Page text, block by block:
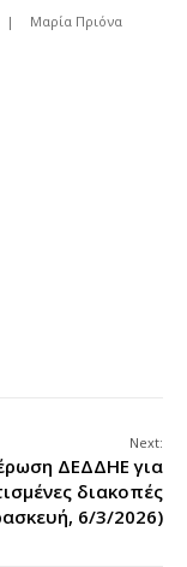
| Μαρία Πριόνα
Next:
ΔΕΔΔΗΕ για
διακοπές
6/3/2026)